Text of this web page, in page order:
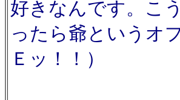
好きなんです。こ
ったら爺というオ
Ｅッ！！）